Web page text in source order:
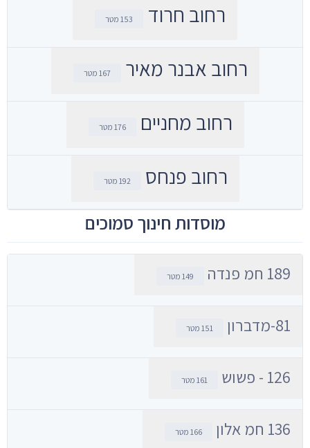
רחוב חרוד 153 מטר
רחוב אבנר מאיר 167 מטר
רחוב מחניים 176 מטר
רחוב פנחס 192 מטר
מוסדות חינוך סמוכים
189 חמ פנדה 149 מטר
81-מדברון 151 מטר
126 - פשוש 161 מטר
136 חמ אלון 166 מטר